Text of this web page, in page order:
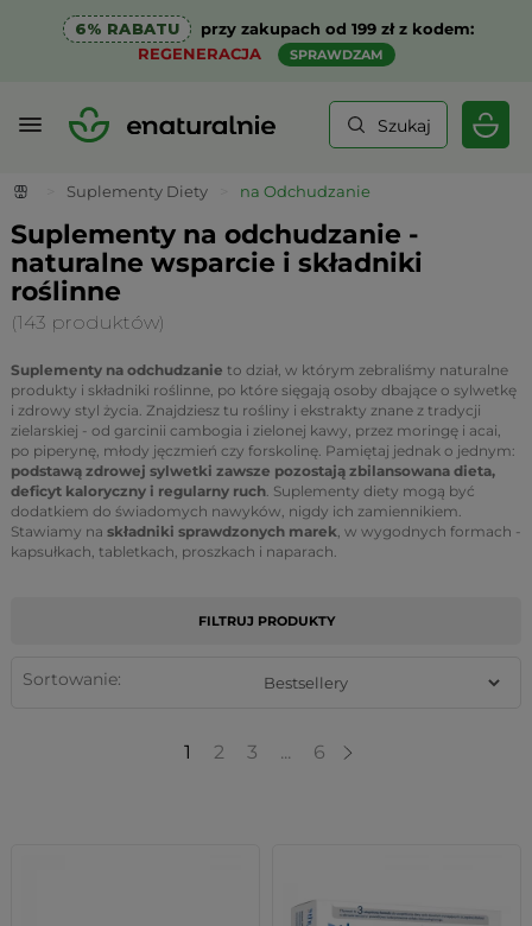
6% RABATU
przy zakupach od 199 zł z kodem:
REGENERACJA
SPRAWDZAM
Szukaj
Suplementy Diety na Odchudzanie
Suplementy na odchudzanie -
naturalne wsparcie i składniki
roślinne
(143 produktów)
Suplementy na odchudzanie to dział, w którym zebraliśmy naturalne
produkty i składniki roślinne, po które sięgają osoby dbające o sylwetkę
i zdrowy styl życia. Znajdziesz tu rośliny i ekstrakty znane z tradycji
zielarskiej - od garcinii cambogia i zielonej kawy, przez moringę i acai,
po piperynę, młody jęczmień czy forskolinę. Pamiętaj jednak o jednym:
podstawą zdrowej sylwetki zawsze pozostają zbilansowana dieta,
deficyt kaloryczny i regularny ruch. Suplementy diety mogą być
dodatkiem do świadomych nawyków, nigdy ich zamiennikiem.
Stawiamy na składniki sprawdzonych marek, w wygodnych formach -
kapsułkach, tabletkach, proszkach i naparach.
FILTRUJ PRODUKTY
Sortowanie:
1 2 3 ... 6